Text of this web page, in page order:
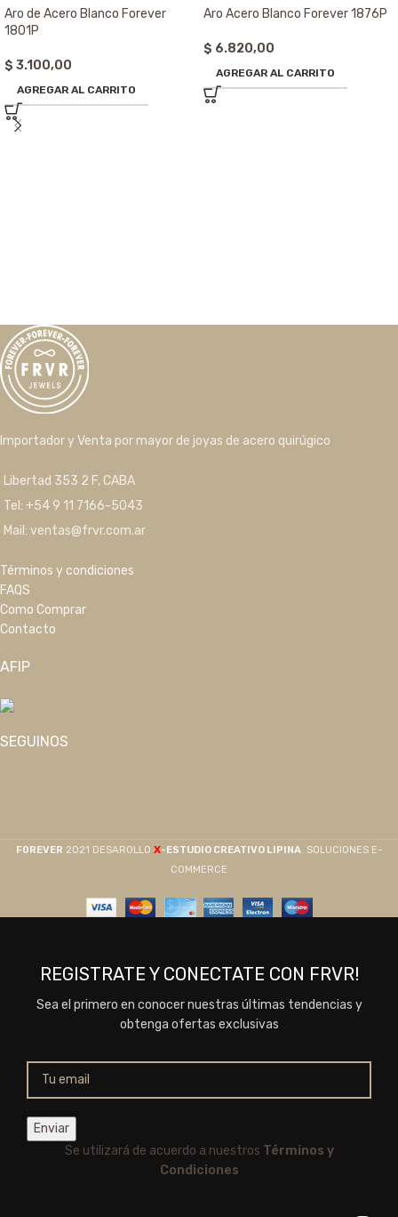
Aro de Acero Blanco Forever
1801P
$ 3.100,00
AGREGAR AL CARRITO
Aro Acero Blanco Forever 1876P
$ 6.820,00
AGREGAR AL CARRITO
Importador y Venta por mayor de joyas de acero quirúgico
Libertad 353 2 F, CABA
Tel: +54 9 11 7166-5043
Mail: ventas@frvr.com.ar
Términos y condiciones
FAQS
Como Comprar
Contacto
AFIP
SEGUINOS
F0REVER 2021 DESAROLLO X-ESTUDIO CREATIVO LIPINA. SOLUCIONES E-
COMMERCE
REGISTRATE Y CONECTATE CON FRVR!
Sea el primero en conocer nuestras últimas tendencias y
obtenga ofertas exclusivas
Se utilizará de acuerdo a nuestros Términos y
Condiciones